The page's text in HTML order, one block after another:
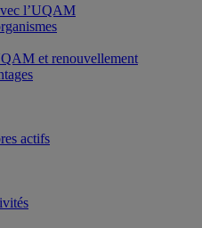
l’UQAM
et renouvellement
actifs